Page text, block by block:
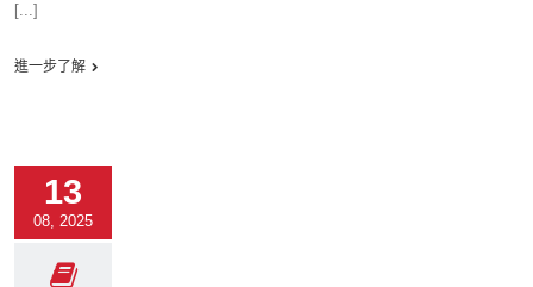
[...]
進一步了解
13
08, 2025